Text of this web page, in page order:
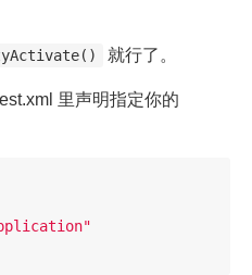
就行了。
里声明指定你的